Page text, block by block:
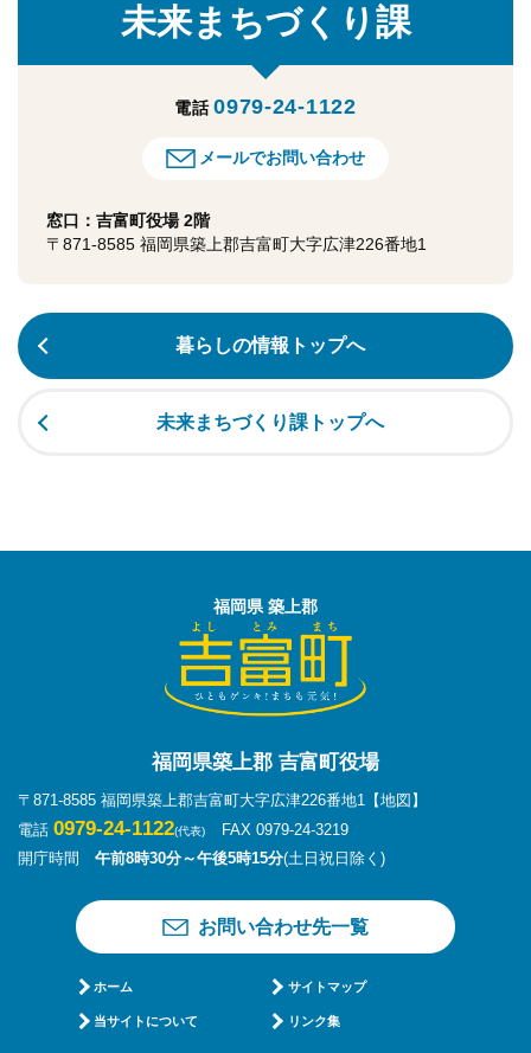
未来まちづくり課
電話 0979-24-1122
メールでお問い合わせ
窓口：吉富町役場 2階
〒871-8585 福岡県築上郡吉富町大字広津226番地1
暮らしの情報トップへ
未来まちづくり課トップへ
福岡県 築上郡
福岡県築上郡 吉富町役場
〒871-8585 福岡県築上郡吉富町大字広津226番地1
【地図】
電話 0979-24-1122(代表)
FAX 0979-24-3219
開庁時間 午前8時30分～午後5時15分(土日祝日除く)
お問い合わせ先一覧
ホーム サイトマップ
当サイトについて リンク集